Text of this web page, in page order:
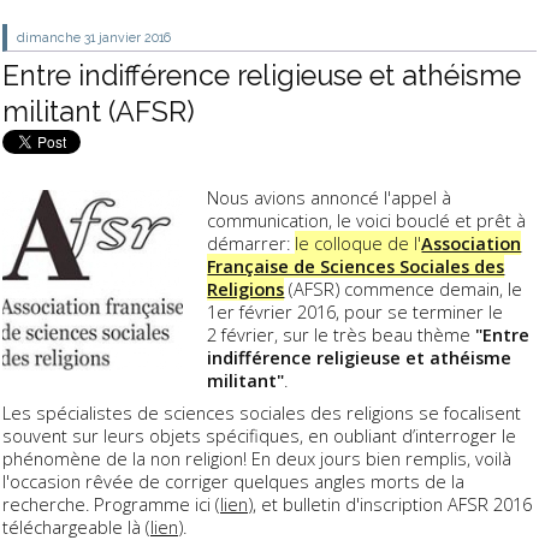
dimanche 31 janvier 2016
Entre indifférence religieuse et athéisme
militant (AFSR)
Nous avions annoncé l'appel à
communication, le voici bouclé et prêt à
démarrer: le colloque de l'Association
Française de Sciences Sociales des
Religions (AFSR) commence demain, le
1er février 2016, pour se terminer le
2 février, sur le très beau thème "Entre
indifférence religieuse et athéisme
militant"
Les spécialistes de sciences sociales des religions se focalisent
souvent sur leurs objets spécifiques, en oubliant d’interroger le
phénomène de la non religion! En deux jours bien remplis, voilà
l'occasion rêvée de corriger quelques angles morts de la
recherche. Programme ici (lien), et bulletin d'inscription AFSR 2016
téléchargeable là (lien).